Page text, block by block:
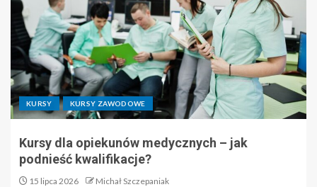
KURSY KURSY ZAWODOWE
Kursy dla opiekunów medycznych – jak
podnieść kwalifikacje?
15 lipca 2026 Michał Szczepaniak